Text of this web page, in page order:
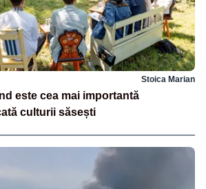
Stoica Marian
este cea mai importantă
culturii săsești